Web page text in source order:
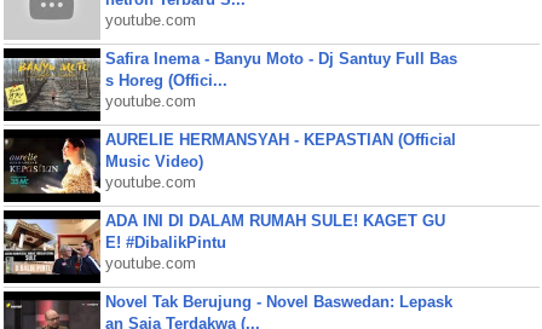
youtube.com
Safira Inema - Banyu Moto - Dj Santuy Full Bas
s Horeg (Offici...
youtube.com
AURELIE HERMANSYAH - KEPASTIAN (Official
Music Video)
youtube.com
ADA INI DI DALAM RUMAH SULE! KAGET GU
E! #DibalikPintu
youtube.com
Novel Tak Berujung - Novel Baswedan: Lepask
an Saja Terdakwa (...